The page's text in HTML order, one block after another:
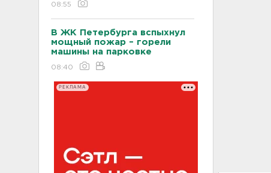
08:55
В ЖК Петербурга вспыхнул
мощный пожар – горели
машины на парковке
08:40
РЕКЛАМА